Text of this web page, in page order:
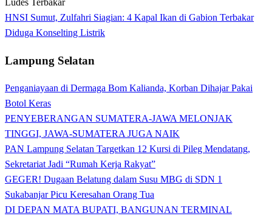
HNSI Sumut, Zulfahri Siagian: 4 Kapal Ikan di Gabion Terbakar
Diduga Konselting Listrik
Lampung Selatan
Penganiayaan di Dermaga Bom Kalianda, Korban Dihajar Pakai
Botol Keras
PENYEBERANGAN SUMATERA-JAWA MELONJAK
TINGGI, JAWA-SUMATERA JUGA NAIK
PAN Lampung Selatan Targetkan 12 Kursi di Pileg Mendatang,
Sekretariat Jadi “Rumah Kerja Rakyat”
GEGER! Dugaan Belatung dalam Susu MBG di SDN 1
Sukabanjar Picu Keresahan Orang Tua
DI DEPAN MATA BUPATI, BANGUNAN TERMINAL